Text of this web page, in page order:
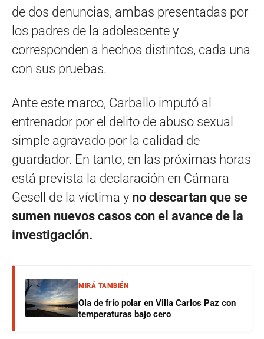
de dos denuncias, ambas presentadas por
los padres de la adolescente y
corresponden a hechos distintos, cada una
con sus pruebas.
Ante este marco, Carballo imputó al
entrenador por el delito de abuso sexual
simple agravado por la calidad de
guardador. En tanto, en las próximas horas
está prevista la declaración en Cámara
Gesell de la víctima y no descartan que se
sumen nuevos casos con el avance de la
investigación.
MIRÁ TAMBIÉN
Ola de frío polar en Villa Carlos Paz con
temperaturas bajo cero